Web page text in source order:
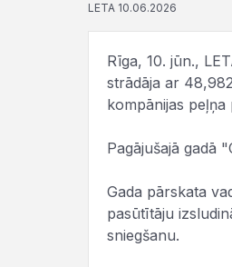
LETA 10.06.2026
Rīga, 10. jūn.,
strādāja ar
kompānijas
Pagājušajā gadā
Gada pārskata
pasūtītāju
sniegšanu.